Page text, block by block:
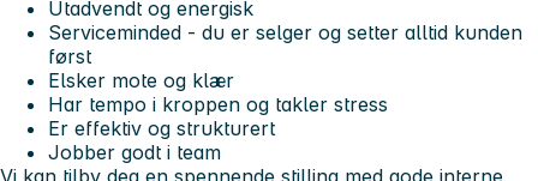
Utadvendt og energisk
Serviceminded - du er selger og setter alltid kunden
først
Elsker mote og klær
Har tempo i kroppen og takler stress
Er effektiv og strukturert
Jobber godt i team